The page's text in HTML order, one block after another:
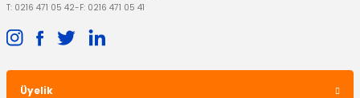
T: 0216 471 05 42-F: 0216 471 05 41
Üyelik